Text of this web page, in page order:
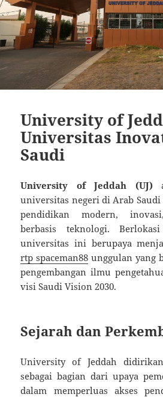
University of
Universitas
Saudi
University of Jeddah (UJ)
universitas negeri di Arab Saudi
pendidikan modern,
berbasis teknologi.
universitas ini berupaya
rtp spaceman88 unggulan yang
pengembangan ilmu
visi Saudi Vision 2030.
Sejarah dan
University of Jeddah
sebagai bagian dari upaya
dalam memperluas akses